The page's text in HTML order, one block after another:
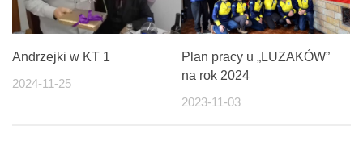
Andrzejki w KT 1
2024-11-25
Plan pracy u „LUZAKÓW”
na rok 2024
2023-11-03